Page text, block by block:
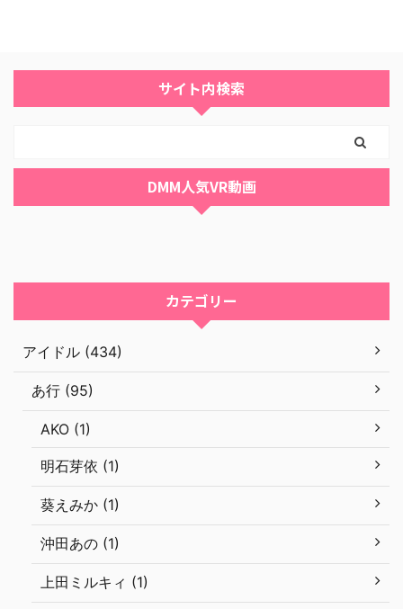
サイト内検索
DMM人気VR動画
カテゴリー
アイドル (434)
あ行 (95)
AKO (1)
明石芽依 (1)
葵えみか (1)
沖田あの (1)
上田ミルキィ (1)